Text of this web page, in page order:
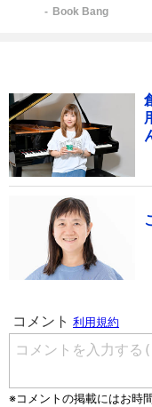
Book Bang